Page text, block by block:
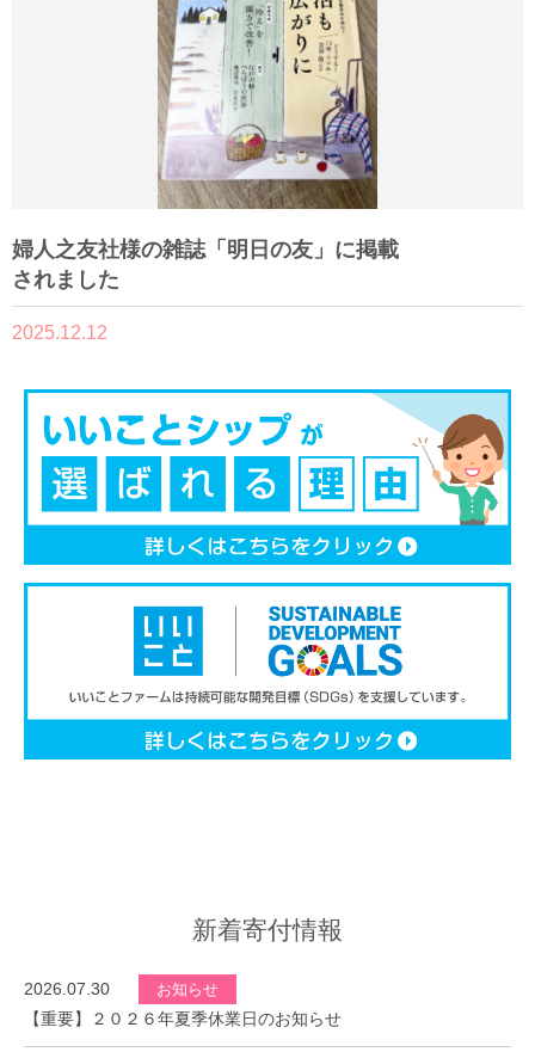
婦人之友社様の雑誌「明日の友」に掲載
されました
2025.12.12
新着寄付情報
2026.07.30 お知らせ
【重要】２０２６年夏季休業日のお知らせ